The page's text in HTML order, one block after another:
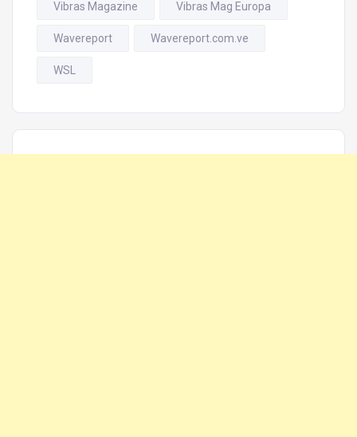
Vibras Magazine Vibras Mag Europa
Wavereport Wavereport.com.ve
WSL